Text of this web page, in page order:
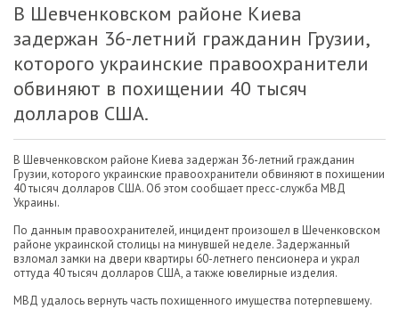
В Шевченковском районе Киева
задержан 36-летний гражданин Грузии,
которого украинские правоохранители
обвиняют в похищении 40 тысяч
долларов США.
В Шевченковском районе Киева задержан 36-летний гражданин
Грузии, которого украинские правоохранители обвиняют в похищении
40 тысяч долларов США. Об этом сообщает пресс-служба МВД
Украины.
По данным правоохранителей, инцидент произошел в Шеченковском
районе украинской столицы на минувшей неделе. Задержанный
взломал замки на двери квартиры 60-летнего пенсионера и украл
оттуда 40 тысяч долларов США, а также ювелирные изделия.
МВД удалось вернуть часть похищенного имущества потерпевшему.